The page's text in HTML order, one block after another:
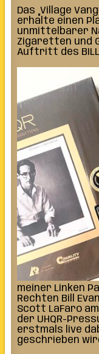
Das „Village
erhalte einen
unmittelbarer
Zigaretten und
Auftritt des BILL
meiner Linken
Rechten Bill
Scott LaFaro
der UHQR-
erstmals live
geschrieben